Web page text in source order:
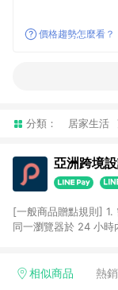
價格趨勢怎麼看？
分類： 居家生活
亞洲跨境
[一般商品贈點規則] 1.
同一瀏覽器於 24 小
回饋訂單不得享有
相似商品 熱